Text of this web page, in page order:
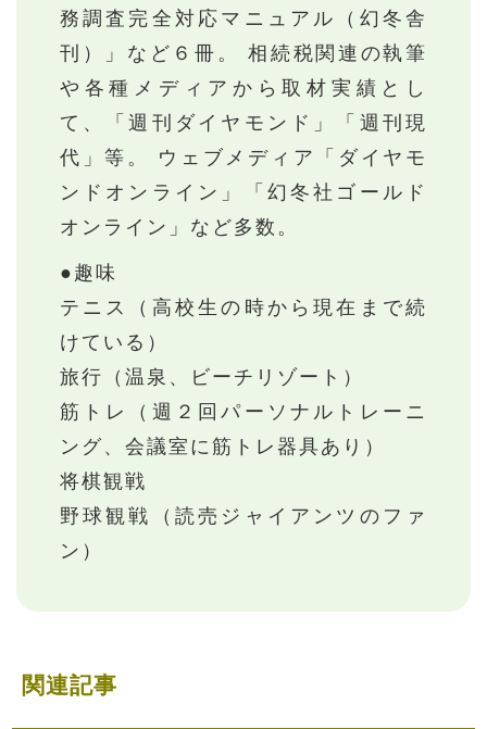
務調査完全対応マニュアル（幻冬舎
刊）」など６冊。 相続税関連の執筆
や各種メディアから取材実績とし
て、「週刊ダイヤモンド」「週刊現
代」等。 ウェブメディア「ダイヤモ
ンドオンライン」「幻冬社ゴールド
オンライン」など多数。
●趣味
テニス（高校生の時から現在まで続
けている）
旅行（温泉、ビーチリゾート）
筋トレ（週２回パーソナルトレーニ
ング、会議室に筋トレ器具あり）
将棋観戦
野球観戦（読売ジャイアンツのファ
ン）
関連記事